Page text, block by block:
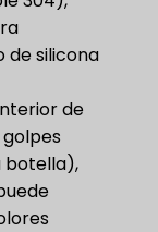
de silicona
de
botella),